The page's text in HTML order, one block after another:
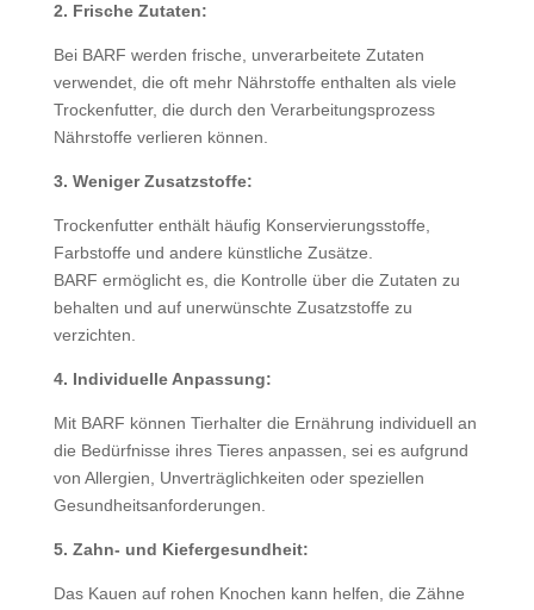
2. Frische Zutaten:
Bei BARF werden frische, unverarbeitete Zutaten
verwendet, die oft mehr Nährstoffe enthalten als viele
Trockenfutter, die durch den Verarbeitungsprozess
Nährstoffe verlieren können.
3. Weniger Zusatzstoffe:
Trockenfutter enthält häufig Konservierungsstoffe,
Farbstoffe und andere künstliche Zusätze.
BARF ermöglicht es, die Kontrolle über die Zutaten zu
behalten und auf unerwünschte Zusatzstoffe zu
verzichten.
4. Individuelle Anpassung:
Mit BARF können Tierhalter die Ernährung individuell an
die Bedürfnisse ihres Tieres anpassen, sei es aufgrund
von Allergien, Unverträglichkeiten oder speziellen
Gesundheitsanforderungen.
5. Zahn- und Kiefergesundheit:
Das Kauen auf rohen Knochen kann helfen, die Zähne